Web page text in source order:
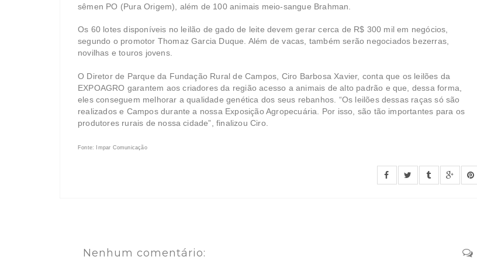
sêmen PO (Pura Origem), além de 100 animais meio-sangue Brahman.
Os 60 lotes disponíveis no leilão de gado de leite devem gerar cerca de R$ 300 mil em negócios,
segundo o promotor Thomaz Garcia Duque. Além de vacas, também serão negociados bezerras,
novilhas e touros jovens.
O Diretor de Parque da Fundação Rural de Campos, Ciro Barbosa Xavier, conta que os leilões da
EXPOAGRO garantem aos criadores da região acesso a animais de alto padrão e que, dessa forma,
eles conseguem melhorar a qualidade genética dos seus rebanhos. “Os leilões dessas raças só são
realizados e Campos durante a nossa Exposição Agropecuária. Por isso, são tão importantes para os
produtores rurais de nossa cidade”, finalizou Ciro.
Fonte: Impar Comunicação
Nenhum comentário: